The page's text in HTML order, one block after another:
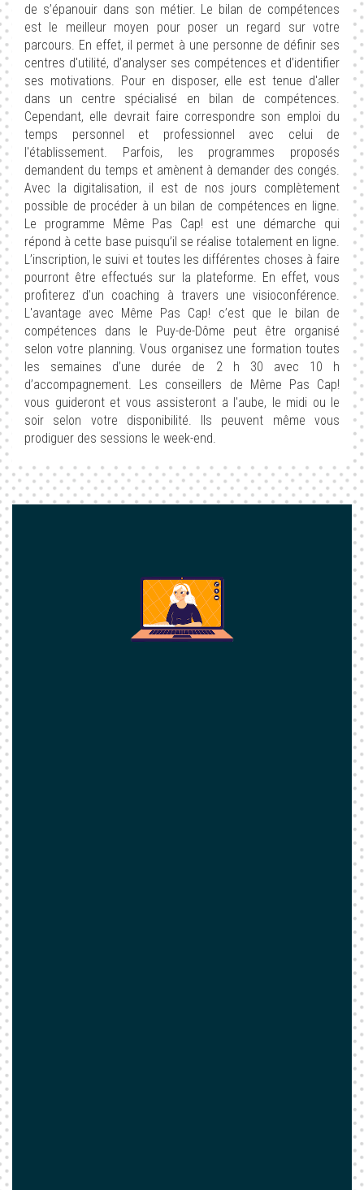
de s’épanouir dans son métier. Le bilan de compétences
est le meilleur moyen pour poser un regard sur votre
parcours. En effet, il permet à une personne de définir ses
centres d'utilité, d’analyser ses compétences et d’identifier
ses motivations. Pour en disposer, elle est tenue d'aller
dans un centre spécialisé en bilan de compétences.
Cependant, elle devrait faire correspondre son emploi du
temps personnel et professionnel avec celui de
l'établissement. Parfois, les programmes proposés
demandent du temps et amènent à demander des congés.
Avec la digitalisation, il est de nos jours complètement
possible de procéder à un bilan de compétences en ligne.
Le programme Même Pas Cap! est une démarche qui
répond à cette base puisqu’il se réalise totalement en ligne.
L’inscription, le suivi et toutes les différentes choses à faire
pourront être effectués sur la plateforme. En effet, vous
profiterez d’un coaching à travers une visioconférence.
L'avantage avec Même Pas Cap! c’est que le bilan de
compétences dans le Puy-de-Dôme peut être organisé
selon votre planning. Vous organisez une formation toutes
les semaines d’une durée de 2 h 30 avec 10 h
d’accompagnement. Les conseillers de Même Pas Cap!
vous guideront et vous assisteront a l'aube, le midi ou le
soir selon votre disponibilité. Ils peuvent même vous
prodiguer des sessions le week-end.